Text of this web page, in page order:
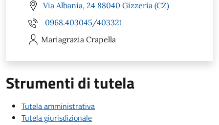
Via Albania, 24 88040 Gizzeria (CZ)
0968.403045/403321
Mariagrazia Crapella
Strumenti di tutela
Tutela amministrativa
Tutela giurisdizionale